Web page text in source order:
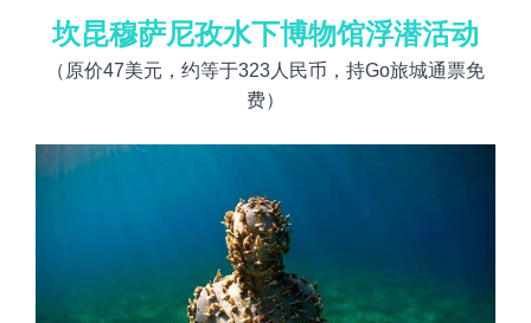
坎昆穆萨尼孜水下博物馆浮潜活动
（原价47美元 ，约等于323 人民币，持Go旅城通票免
费）